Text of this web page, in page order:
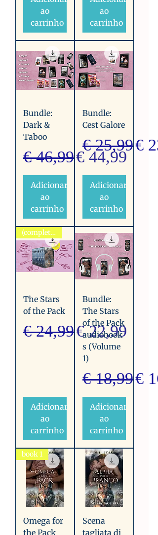
ao
carrinho
ao
carrinho
Bundle:
Dark &
Taboo
Preço normal
€ 46,99Preço
€ 44,99
Adicionar
ao
carrinho
Bundle:
Cest Galore
Preço
€ 25,99€
Adicionar
ao
carrinho
(complete series)
The Stars
of the Pack
Preço normal
€ 24,99Preço
€ 22,99
Adicionar
ao
carrinho
Bundle:
The Stars
of the Pack
audiobook
s (Volume
1)
Preço
€ 18,99€
Adicionar
ao
carrinho
book 1
Omega for
the Pack
Scena
tagliata di